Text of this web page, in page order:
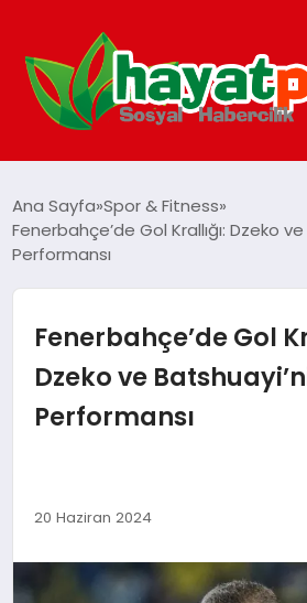
YAŞAM
GUNCEL
SAĞLIK
BESLENME
EĞITIM
Ana Sayfa Spor & Fitness
Fenerbahçe’de Gol Krallığı: Dzeko
Performansı
Fenerbahçe’de Gol
Dzeko ve
Performansı
20 Haziran 2024